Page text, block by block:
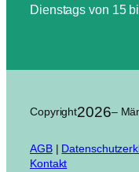
Dienstags von 15
Copyright2026–
AGB|
Kontakt